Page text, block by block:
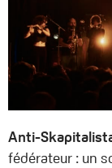
Anti-
fédérateur : un